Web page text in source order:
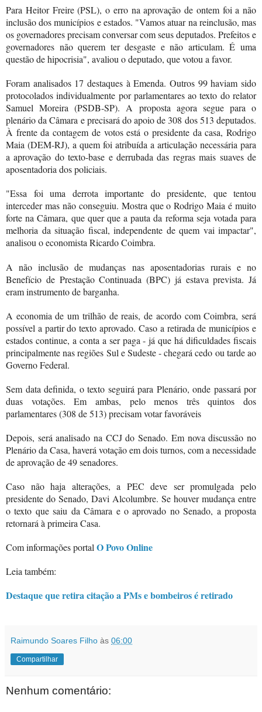
Para Heitor Freire (PSL), o erro na aprovação de ontem foi a não
inclusão dos municípios e estados. "Vamos atuar na reinclusão, mas
os governadores precisam conversar com seus deputados. Prefeitos e
governadores não querem ter desgaste e não articulam. É uma
questão de hipocrisia", avaliou o deputado, que votou a favor.
Foram analisados 17 destaques à Emenda. Outros 99 haviam sido
protocolados individualmente por parlamentares ao texto do relator
Samuel Moreira (PSDB-SP). A proposta agora segue para o
plenário da Câmara e precisará do apoio de 308 dos 513 deputados.
À frente da contagem de votos está o presidente da casa, Rodrigo
Maia (DEM-RJ), a quem foi atribuída a articulação necessária para
a aprovação do texto-base e derrubada das regras mais suaves de
aposentadoria dos policiais.
"Essa foi uma derrota importante do presidente, que tentou
interceder mas não conseguiu. Mostra que o Rodrigo Maia é muito
forte na Câmara, que quer que a pauta da reforma seja votada para
melhoria da situação fiscal, independente de quem vai impactar",
analisou o economista Ricardo Coimbra.
A não inclusão de mudanças nas aposentadorias rurais e no
Benefício de Prestação Continuada (BPC) já estava prevista. Já
eram instrumento de barganha.
A economia de um trilhão de reais, de acordo com Coimbra, será
possível a partir do texto aprovado. Caso a retirada de municípios e
estados continue, a conta a ser paga - já que há dificuldades fiscais
principalmente nas regiões Sul e Sudeste - chegará cedo ou tarde ao
Governo Federal.
Sem data definida, o texto seguirá para Plenário, onde passará por
duas votações. Em ambas, pelo menos três quintos dos
parlamentares (308 de 513) precisam votar favoráveis
Depois, será analisado na CCJ do Senado. Em nova discussão no
Plenário da Casa, haverá votação em dois turnos, com a necessidade
de aprovação de 49 senadores.
Caso não haja alterações, a PEC deve ser promulgada pelo
presidente do Senado, Davi Alcolumbre. Se houver mudança entre
o texto que saiu da Câmara e o aprovado no Senado, a proposta
retornará à primeira Casa.
Com informações portal O Povo Online
Leia também:
Destaque que retira citação a PMs e bombeiros é retirado
Raimundo Soares Filho às 06:00
Compartilhar
Nenhum comentário: